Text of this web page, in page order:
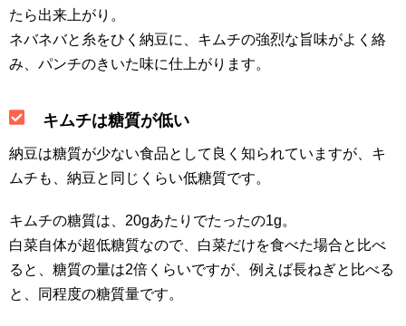
たら出来上がり。
ネバネバと糸をひく納豆に、キムチの強烈な旨味がよく絡
み、パンチのきいた味に仕上がります。
キムチは糖質が低い
納豆は糖質が少ない食品として良く知られていますが、キ
ムチも、納豆と同じくらい低糖質です。
キムチの糖質は、20gあたりでたったの1g。
白菜自体が超低糖質なので、白菜だけを食べた場合と比べ
ると、糖質の量は2倍くらいですが、例えば長ねぎと比べる
と、同程度の糖質量です。